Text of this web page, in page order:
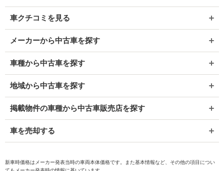
車クチコミを見る
メーカーから中古車を探す
車種から中古車を探す
地域から中古車を探す
掲載物件の車種から中古車販売店を探す
車を売却する
新車時価格はメーカー発表当時の車両本体価格です。また基本情報など、その他の項目につい